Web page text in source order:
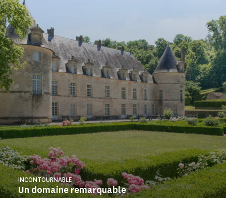
Un domaine remarquable
INCONTOURNABLE